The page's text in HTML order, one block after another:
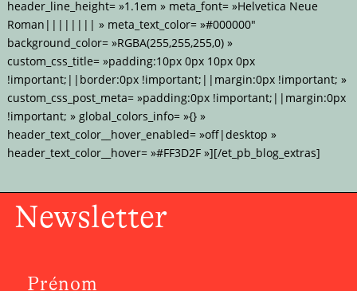
header_line_height= »1.1em » meta_font= »Helvetica Neue
Roman|||||||| » meta_text_color= »#000000″
background_color= »RGBA(255,255,255,0) »
custom_css_title= »padding:10px 0px 10px 0px
!important;||border:0px !important;||margin:0px !important; »
custom_css_post_meta= »padding:0px !important;||margin:0px
!important; » global_colors_info= »{} »
header_text_color__hover_enabled= »off|desktop »
header_text_color__hover= »#FF3D2F »][/et_pb_blog_extras]
Newsletter